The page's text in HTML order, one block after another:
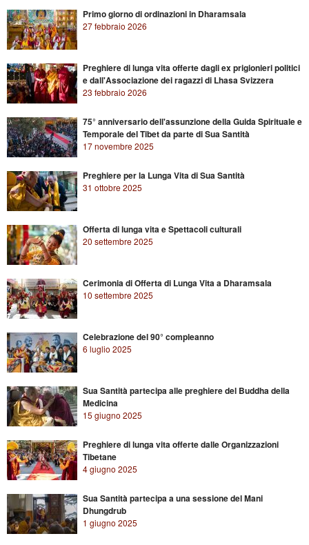
Primo giorno di ordinazioni in Dharamsala
27 febbraio 2026
Preghiere di lunga vita offerte dagli ex prigionieri politici
e dall'Associazione dei ragazzi di Lhasa Svizzera
23 febbraio 2026
75° anniversario dell'assunzione della Guida Spirituale e
Temporale del Tibet da parte di Sua Santità
17 novembre 2025
Preghiere per la Lunga Vita di Sua Santità
31 ottobre 2025
Offerta di lunga vita e Spettacoli culturali
20 settembre 2025
Cerimonia di Offerta di Lunga Vita a Dharamsala
10 settembre 2025
Celebrazione del 90° compleanno
6 luglio 2025
Sua Santità partecipa alle preghiere del Buddha della
Medicina
15 giugno 2025
Preghiere di lunga vita offerte dalle Organizzazioni
Tibetane
4 giugno 2025
Sua Santità partecipa a una sessione del Mani
Dhungdrub
1 giugno 2025